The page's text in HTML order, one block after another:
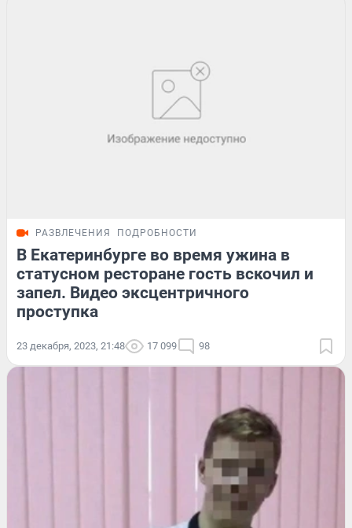
РАЗВЛЕЧЕНИЯ ПОДРОБНОСТИ
В Екатеринбурге во время ужина в
статусном ресторане гость вскочил и
запел. Видео эксцентричного
проступка
23 декабря, 2023, 21:48 17 099 98